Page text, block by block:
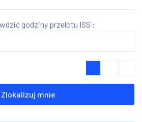
godziny przelotu ISS :
Zlokalizuj mnie